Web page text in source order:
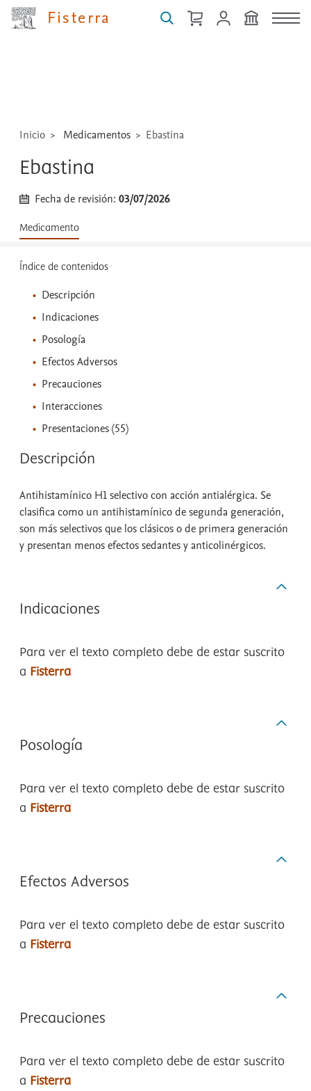
Fisterra
Buscar
guías,
Inicio Medicamentos Ebastina
Ebastina
Fecha de revisión:03/07/2026
Medicamento
Índice de contenidos
Descripción
Indicaciones
Posología
Efectos Adversos
Precauciones
Interacciones
Presentaciones (55)
Descripción
Antihistamínico H1 selectivo con acción antialérgica. Se
clasifica como un antihistamínico de segunda generación,
son más selectivos que los clásicos o de primera generación
y presentan menos efectos sedantes y anticolinérgicos.
Indicaciones
Para ver el texto completo debe de estar suscrito
a Fisterra
Posología
Para ver el texto completo debe de estar suscrito
a Fisterra
Efectos Adversos
Para ver el texto completo debe de estar suscrito
a Fisterra
Precauciones
Para ver el texto completo debe de estar suscrito
a Fisterra